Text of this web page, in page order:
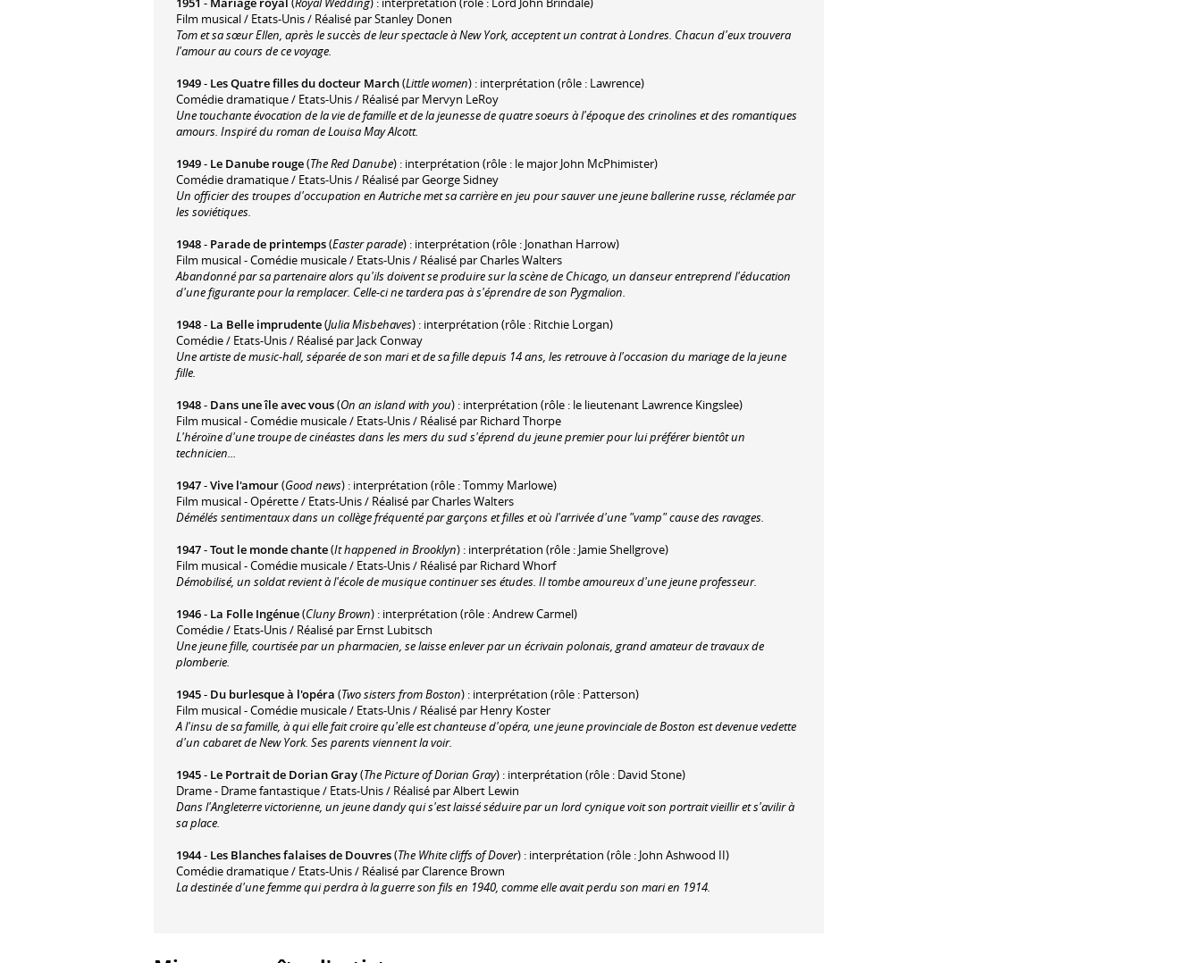
Film musical / Etats-Unis / Réalisé par Stanley Donen
Tom et sa sœur Ellen, après le succès de leur spectacle à New York, acceptent un contrat à Londres. Chacun d'eux trouvera
l'amour au cours de ce voyage.
1949- Les Quatre filles du docteur March(Little women) : interprétation (rôle : Lawrence)
Comédie dramatique / Etats-Unis / Réalisé par Mervyn LeRoy
Une touchante évocation de la vie de famille et de la jeunesse de quatre soeurs à l'époque des crinolines et des romantiques
amours. Inspiré du roman de Louisa May Alcott.
1949- Le Danube rouge(The Red Danube) : interprétation (rôle : le major John McPhimister)
Comédie dramatique / Etats-Unis / Réalisé par George Sidney
Un officier des troupes d'occupation en Autriche met sa carrière en jeu pour sauver une jeune ballerine russe, réclamée par
les soviétiques.
1948- Parade de printemps(Easter parade) : interprétation (rôle : Jonathan Harrow)
Film musical - Comédie musicale / Etats-Unis / Réalisé par Charles Walters
Abandonné par sa partenaire alors qu'ils doivent se produire sur la scène de Chicago, un danseur entreprend l'éducation
d'une figurante pour la remplacer. Celle-ci ne tardera pas à s'éprendre de son Pygmalion.
1948- La Belle imprudente(Julia Misbehaves) : interprétation (rôle : Ritchie Lorgan)
Comédie / Etats-Unis / Réalisé par Jack Conway
Une artiste de music-hall, séparée de son mari et de sa fille depuis 14 ans, les retrouve à l'occasion du mariage de la jeune
fille.
1948- Dans une île avec vous(On an island with you) : interprétation (rôle : le lieutenant Lawrence Kingslee)
Film musical - Comédie musicale / Etats-Unis / Réalisé par Richard Thorpe
L'héroïne d'une troupe de cinéastes dans les mers du sud s'éprend du jeune premier pour lui préférer bientôt un
technicien...
1947-Vive l'amour(Good news) : interprétation (rôle : Tommy Marlowe)
Film musical - Opérette / Etats-Unis / Réalisé par Charles Walters
Démélés sentimentaux dans un collège fréquenté par garçons et filles et où l'arrivée d'une "vamp" cause des ravages.
1947-Tout le monde chante(It happened in Brooklyn) : interprétation (rôle : Jamie Shellgrove)
Film musical - Comédie musicale / Etats-Unis / Réalisé par Richard Whorf
Démobilisé, un soldat revient à l'école de musique continuer ses études. Il tombe amoureux d'une jeune professeur.
1946- La Folle Ingénue(Cluny Brown) : interprétation (rôle : Andrew Carmel)
Comédie / Etats-Unis / Réalisé par Ernst Lubitsch
Une jeune fille, courtisée par un pharmacien, se laisse enlever par un écrivain polonais, grand amateur de travaux de
plomberie.
1945- Du burlesque à l'opéra (Two sisters from Boston) : interprétation (rôle : Patterson)
Film musical - Comédie musicale / Etats-Unis / Réalisé par Henry Koster
A l'insu de sa famille, à qui elle fait croire qu'elle est chanteuse d'opéra, une jeune provinciale de Boston est devenue vedette
d'un cabaret de New York. Ses parents viennent la voir.
1945- Le Portrait de Dorian Gray(The Picture of Dorian Gray) : interprétation (rôle : David Stone)
Drame - Drame fantastique / Etats-Unis / Réalisé par Albert Lewin
Dans l'Angleterre victorienne, un jeune dandy qui s'est laissé séduire par un lord cynique voit son portrait vieillir et s'avilir à
sa place.
1944- Les Blanches falaises de Douvres(The White cliffs of Dover) : interprétation (rôle : John Ashwood II)
Comédie dramatique / Etats-Unis / Réalisé par Clarence Brown
La destinée d'une femme qui perdra à la guerre son fils en 1940, comme elle avait perdu son mari en 1914.